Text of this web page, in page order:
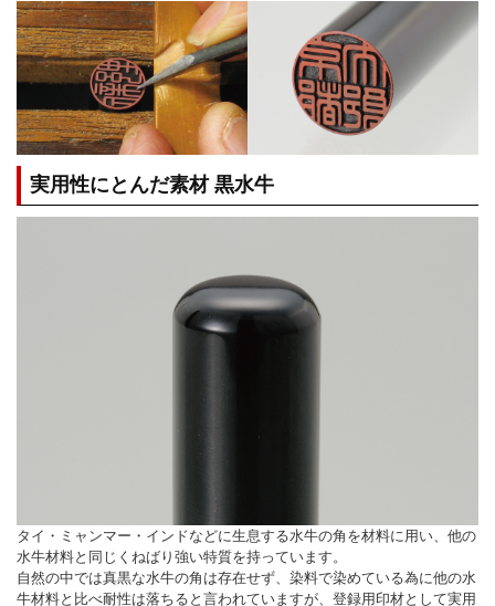
実用性にとんだ素材 黒水牛
タイ・ミャンマー・インドなどに生息する水牛の角を材料に用い、他の
水牛材料と同じくねばり強い特質を持っています。
自然の中では真黒な水牛の角は存在せず、染料で染めている為に他の水
牛材料と比べ耐性は落ちると言われていますが、登録用印材として実用